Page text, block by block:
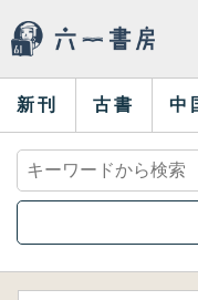
新刊 古書 中